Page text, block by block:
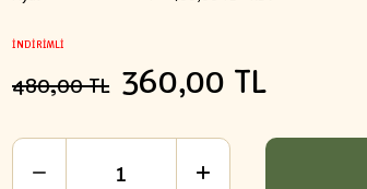
İNDİRİMLİ
480,00 TL 360,00 TL